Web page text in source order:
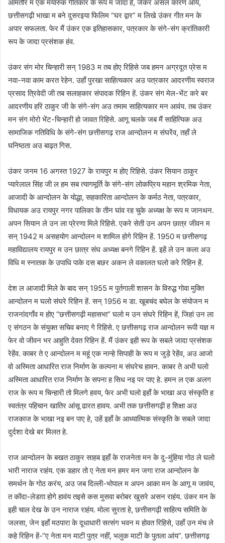
आमतौर म एक मयारुक गीतकार के रूप म जादा हे, जेकर असल कारण आय,
छत्तीसगढ़ी भाखा म बने दुसरइया फिलिम “घर द्वार” म लिखे उंकर गीत मन के
अपार सफलता. फेर मैं उंकर एक इतिहासकार, पत्रकार के संगे-संग क्रांतिकारी
रूप के जादा प्रसंशक हंव.
उंकर संग मोर चिन्हारी सन् 1983 म तब होए रिहिसे जब हमन अग्रदूत प्रेस म
नवा-नवा काम करत रेहेन. उहाँ पुरखा साहित्यकार अउ पत्रकार आदरणीय स्वराज
प्रसाद त्रिवेदी जी तब सलाहकार संपादक रिहिन हें. उंकर संग मेल-भेंट करे बर
आदरणीय हरि ठाकुर जी के संगे-संग अउ तमाम साहित्यकार मन आवंय. तब उंकर
मन संग मोरो भेंट-चिन्हारी हो जावत रिहिसे. आगू चलके जब मैं साहित्यिक अउ
सामाजिक गतिविधि के संगे-संग छत्तीसगढ़ राज आन्दोलन म संघरेंव, तहाँ ले
घनिष्ठता अउ बाढ़त गिस.
उंकर जनम 16 अगस्त 1927 के रायपुर म होए रिहिसे. उंकर सियान ठाकुर
प्यारेलाल सिंह जी ल हम सब त्यागमूर्ति के संगे-संग लोकप्रिय महान श्रमिक नेता,
आजादी के आन्दोलन के योद्धा, सहकारिता आन्दोलन के कर्मठ नेता, पत्रकार,
विधायक अउ रायपुर नगर पालिका के तीन घांव रह चुके अध्यक्ष के रूप म जानथन.
अपन सियान ले उन ला प्रेरणा मिले रिहिसे. एकरे सेती उन अपन छात्र जीवन म
सन् 1942 म असहयोग आन्दोलन म शामिल होगे रिहिन हें. 1950 म छत्तीसगढ़
महाविद्यालय रायपुर म उन छात्र संघ अध्यक्ष बनगे रिहिन हें. इहें ले उन कला अउ
विधि म स्नातक के उपाधि पाके दस बछर अकन ले वकालत घलो करे रिहिन हें.
देश ल आजादी मिले के बाद सन् 1955 म पुर्तगाली शासन के विरुद्ध गोवा मुक्ति
आन्दोलन म घलो संघरे रिहिन हें. सन् 1956 म डा. खूबचंद बघेल के संयोजन म
राजनांदगाँव म होए “छत्तीसगढ़ी महासभा” घलो म उन संघरे रिहिन हें, जिहां उन ला
ए संगठन के संयुक्त सचिव बनाए गे रिहिसे. ए छत्तीसगढ़ राज आन्दोलन रूपी यज्ञ म
फेर वो जीवन भर आहुति देवत रिहिन हें. मैं उंकर इही रूप के सबले जादा प्रसंशक
रेहेंव. काबर ते ए आन्दोलन म महूं एक नान्हे सिपाही के रूप म जुड़े रेहेंव, अउ आजो
वो अस्मिता आधारित राज निर्माण के कल्पना म संघरेच हावन. काबर ते अभी घलो
अस्मिता आधारित राज निर्माण के सपना ह सिध नइ पर पाए हे. हमन ल एक अलग
राज के रूप म चिन्हारी तो मिलगे हवय, फेर अभी घलो इहाँ के भाखा अउ संस्कृति ह
स्वतंत्र पहिचान खातिर आंसू ढारत हावय. अभी तक छत्तीसगढ़ी ह शिक्षा अउ
राजकाज के भाखा नइ बन पाए हे, उहें इहाँ के आध्यात्मिक संस्कृति के सबले जादा
दुर्दशा देखे बर मिलत हे.
राज आन्दोलन के बखत ठाकुर साहब इहाँ के राजनेता मन के दु-मुंहिया गोठ ले घलो
भारी नाराज राहंय. एक डहार तो ए नेता मन हमर मन जगा राज आन्दोलन के
समर्थन के गोठ करंय, अउ जब दिल्ली-भोपाल म अपन आका मन के आगू म जावंय,
त कोंदा-लेडग़ा होगे हावंय तइसे कस मुसवा बरोबर खुसरे असन राहंय. उंकर मन के
इही चाल देख के उन नाराज राहंय. मोला सुरता हे, छत्तीसगढ़ी साहित्य समिति के
जलसा, जेन इहाँ मठपारा के दूधाधारी सत्संग भवन म होवत रिहिसे, उहाँ उन मंच ले
कहे रिहिन हें-“ए नेता मन माटी पुत्र नहीं, भलुक माटी के पुतला आंय”. छत्तीसगढ़